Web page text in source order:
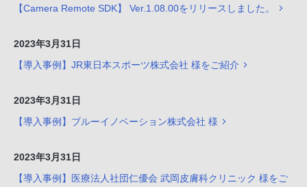
【Camera Remote SDK】 Ver.1.08.00をリリースしました。
2023年3月31日
【導入事例】JR東日本スポーツ株式会社 様をご紹介
2023年3月31日
【導入事例】ブルーイノベーション株式会社 様
2023年3月31日
【導入事例】医療法人社団仁優会 武岡皮膚科クリニック 様をご